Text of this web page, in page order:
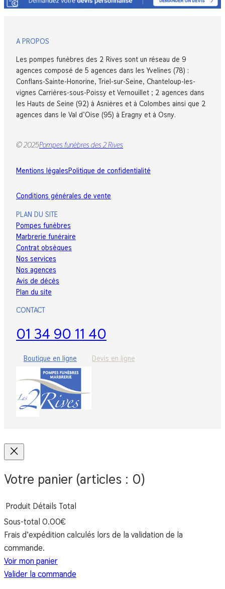
A PROPOS
Les pompes funèbres des 2 Rives sont un réseau de 9
agences composé de 5 agences dans les Yvelines (78) :
Conflans-Sainte-Honorine, Triel-sur-Seine, Chanteloup-les-
vignes Carrières-sous-Poissy et Vernouillet ; 2 agences dans
les Hauts de Seine (92) à Asnières et à Colombes ainsi que 2
agences dans le Val d’Oise (95) à Eragny et à Osny.
© 2025Pompes funèbres des 2 Rives
Mentions légalesPolitique de confidentialité
Conditions générales de vente
PLAN DU SITE
Pompes funèbres
Marbrerie funéraire
Contrat obsèques
Nos services
Nos agences
Avis de décès
Plan du site
CONTACT
01 34 90 11 40
Boutique en ligne Devis en ligne
Votre panier (articles : 0)
Produits
dans
le
panier
Détails Total
Sous-total 0.00€
Frais d’expédition calculés lors de la validation de la
commande.
Voir mon panier
Valider la commande